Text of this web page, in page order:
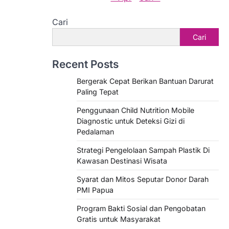
Cari
Cari
Recent Posts
Bergerak Cepat Berikan Bantuan Darurat
Paling Tepat
Penggunaan Child Nutrition Mobile
Diagnostic untuk Deteksi Gizi di
Pedalaman
Strategi Pengelolaan Sampah Plastik Di
Kawasan Destinasi Wisata
Syarat dan Mitos Seputar Donor Darah
PMI Papua
Program Bakti Sosial dan Pengobatan
Gratis untuk Masyarakat